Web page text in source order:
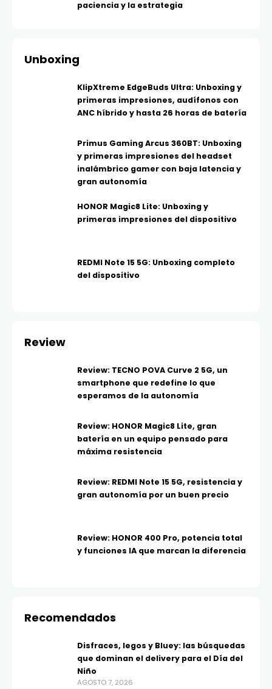
paciencia y la estrategia
Unboxing
KlipXtreme EdgeBuds Ultra: Unboxing y
primeras impresiones, audífonos con
ANC híbrido y hasta 26 horas de batería
Primus Gaming Arcus 360BT: Unboxing
y primeras impresiones del headset
inalámbrico gamer con baja latencia y
gran autonomía
HONOR Magic8 Lite: Unboxing y
primeras impresiones del dispositivo
REDMI Note 15 5G: Unboxing completo
del dispositivo
Review
Review: TECNO POVA Curve 2 5G, un
smartphone que redefine lo que
esperamos de la autonomía
Review: HONOR Magic8 Lite, gran
batería en un equipo pensado para
máxima resistencia
Review: REDMI Note 15 5G, resistencia y
gran autonomía por un buen precio
Review: HONOR 400 Pro, potencia total
y funciones IA que marcan la diferencia
Recomendados
Disfraces, legos y Bluey: las búsquedas
que dominan el delivery para el Día del
Niño
AGOSTO 7, 2026